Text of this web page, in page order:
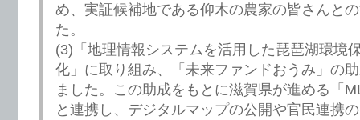
め、実証候補地である仰木の農家の皆さんと
た。
(3)「地理情報システムを活用した琵琶湖環境
化」に取り組み、「未来ファンドおうみ」の
ました。この助成をもとに滋賀県が進める「
と連携し、デジタルマップの公開や官民連携